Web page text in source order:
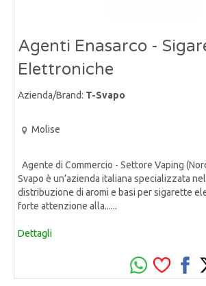
Agenti Enasarco -
Elettroniche
Azienda/Brand: T-Svapo
Molise
Agente di Commercio - Settore Vaping
Svapo è un’azienda italiana specializzata
distribuzione di aromi e basi per sigarette
forte attenzione alla......
Dettagli